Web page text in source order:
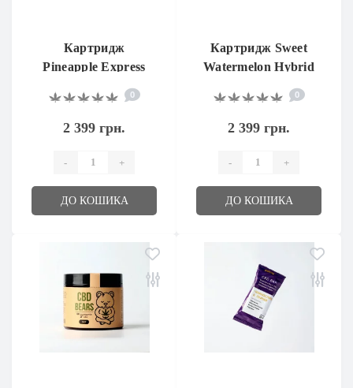
Картридж
Pineapple Express
0
2 399 грн.
- +
ДО КОШИКА
Картридж Sweet
Watermelon Hybrid
0
2 399 грн.
- +
ДО КОШИКА